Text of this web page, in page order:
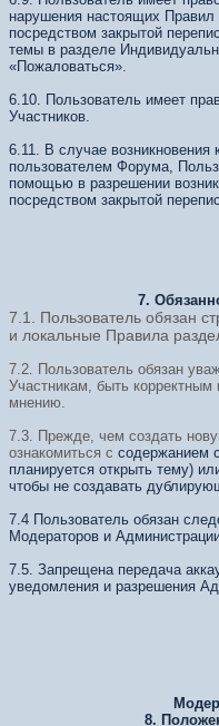
нарушения настоящих
посредством закрытой
темы в разделе
«Пожаловаться».
6.10. Пользователь имеет
Участников.
6.11. В случае
пользователем Форума,
помощью в разрешении
посредством закрытой
7.
7.1. Пользователь обязан
и локальные Правила
7.2. Пользователь обязан
Участникам, быть
мнению.
7.3. Прежде, чем создать
ознакомиться с содержанием
планируется открыть тему)
чтобы не создавать
7.4 Пользователь обязан
Модераторов и
7.5. Запрещена передача
уведомления и разрешения
8.